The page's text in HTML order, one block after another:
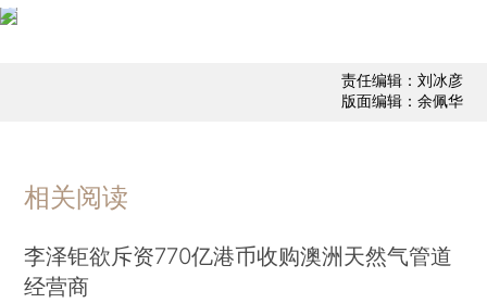
责任编辑：刘冰彦
版面编辑：余佩华
相关阅读
李泽钜欲斥资770亿港币收购澳洲天然气管道
经营商